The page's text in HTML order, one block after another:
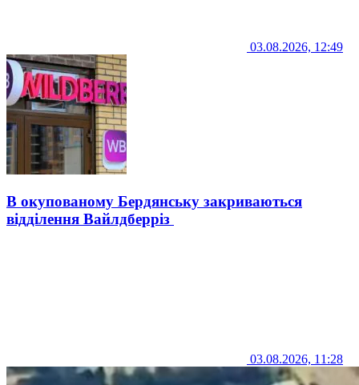
03.08.2026, 12:49
В окупованому Бердянську закриваються
відділення Вайлдберріз
03.08.2026, 11:28